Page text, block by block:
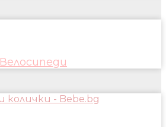
Велосипеди